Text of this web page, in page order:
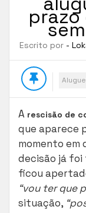
prazo
Escrito por -
A rescisão de
que aparece
momento em
decisão já foi
ficou
“vou ter que
situação,